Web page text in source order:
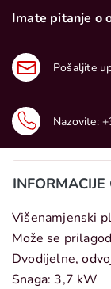
Imate pitanje o
Pošaljite
Nazovite:
Višenamjenski
Može se
Dvodijelne,
Snaga: 3,7 kW